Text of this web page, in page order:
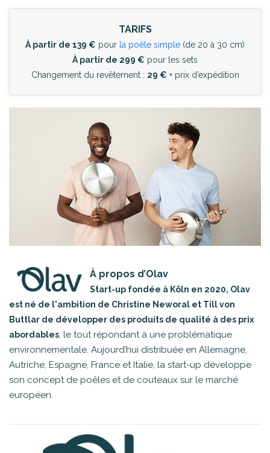
TARIFS
À partir de 139 € pour la poêle simple (de 20 à 30 cm)
À partir de 299 € pour les sets
Changement du revêtement : 29 € + prix d’expédition
À propos d’Olav
Start-up fondée à Köln en 2020, Olav
est né de l'ambition de Christine Neworal et Till von
Buttlar de développer des produits de qualité à des prix
abordables , le tout répondant à une problématique
environnementale. Aujourd’hui distribuée en Allemagne,
Autriche, Espagne, France et Italie, la start-up développe
son concept de poêles et de couteaux sur le marché
européen.